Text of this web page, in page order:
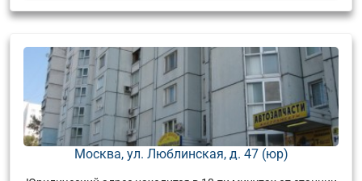
Москва, ул. Люблинская, д. 47 (юр)